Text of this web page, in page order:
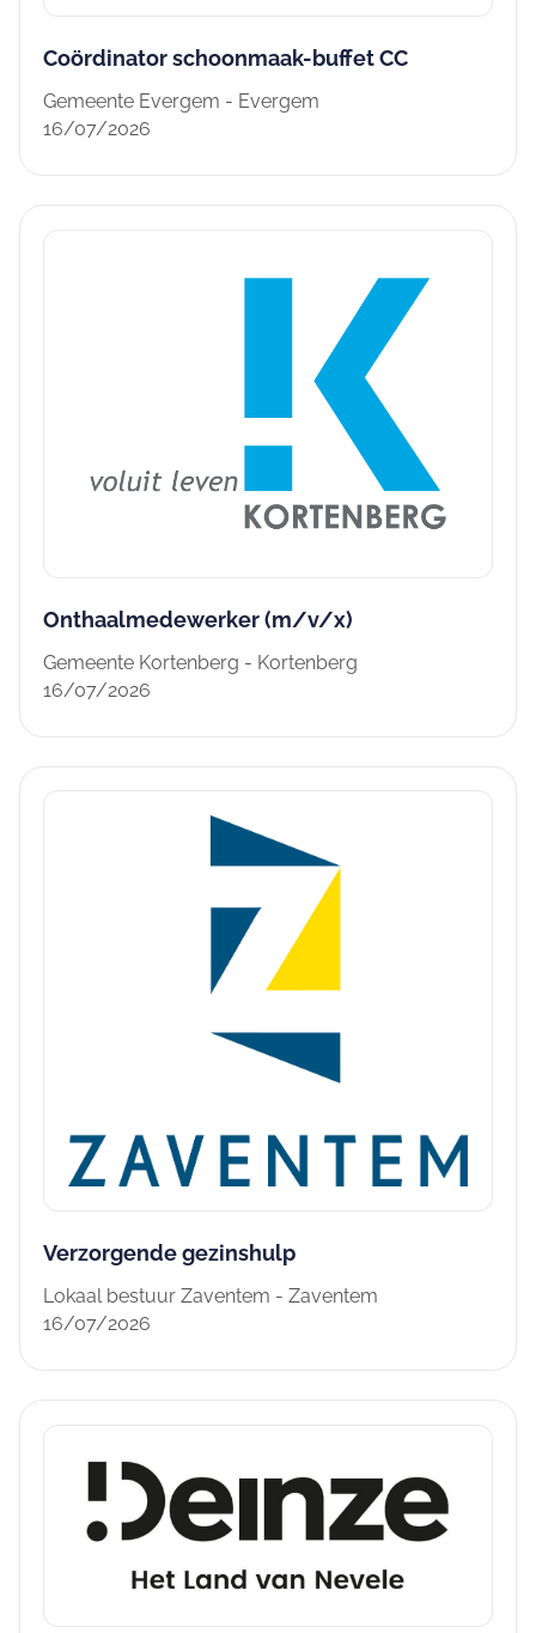
Coördinator schoonmaak-buffet CC
Gemeente Evergem - Evergem
16/07/2026
Onthaalmedewerker (m/v/x)
Gemeente Kortenberg - Kortenberg
16/07/2026
Verzorgende gezinshulp
Lokaal bestuur Zaventem - Zaventem
16/07/2026